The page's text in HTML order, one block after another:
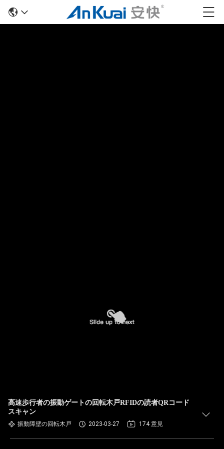
高速歩行者の振動ゲートの回転木戸RFIDの読者QRコード
スキャン
振動障壁の回転木戸 2023-03-27 174 意見